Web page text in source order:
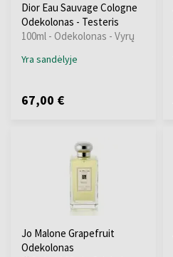
Dior Eau Sauvage Cologne
Odekolonas - Testeris
100ml - Odekolonas - Vyrų
Yra sandėlyje
67,00 €
Jo Malone Grapefruit
Odekolonas